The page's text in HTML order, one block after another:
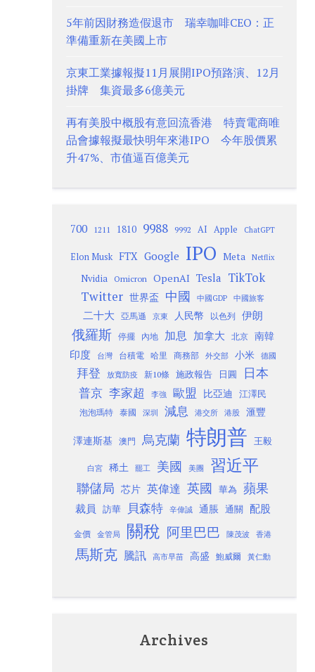
5年前因財務造假退市 瑞幸咖啡CEO：正
準備重新在美國上市
京東工業據報擬11月展開IPO預路演、12月
掛牌 集資最多6億美元
再有美股中概股有意回流香港 特賣電商唯
品會據報擬最快明年來港IPO 今年股價累
升47%、市值逼百億美元
700 1211 1810 9988 9992 AI Apple ChatGPT
Elon Musk FTX Google IPO Meta Netflix
Nvidia Omicron OpenAI Tesla TikTok
Twitter 世界盃 中國 中國GDP 中國旅客
二十大 亞馬遜 京東 人民幣 以色列 伊朗
俄羅斯 停擺 內地 加息 加拿大 北京
南韓
印度
台灣 台積電 哈里 商務部 外交部 小米 德國
拜登 放寬防疫 新10條 施政報告 日圓 日本
普京 李家超 李強 歐盟 比亞迪 江澤民
泡泡瑪特 泰國 深圳 減息 港交所 港股 滙豐
澤連斯基 澳門 烏克蘭 特朗普 王毅
白宮 稀土 罷工 美國 美團 習近平
聯儲局 芯片 英偉達 英國 華為 蘋果
裁員 訪華 貝森特 辛偉誠 通脹 通關 配股
金價 金管局 關稅 阿里巴巴 陳茂波 香港
馬斯克 騰訊 高市早苗 高盛 鮑威爾 黃仁勳
Archives